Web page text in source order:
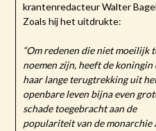
krantenredacteur Walter
Zoals hij het uitdrukte:
“Om redenen die niet moeilijk
noemen zijn, heeft de koningin
haar lange terugtrekking uit
openbare leven bijna even
schade toegebracht aan de
populariteit van de monarchie